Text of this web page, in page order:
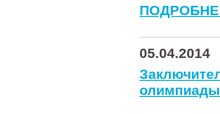
05.04.2014